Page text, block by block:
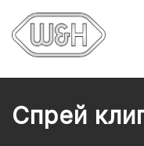
Спрей